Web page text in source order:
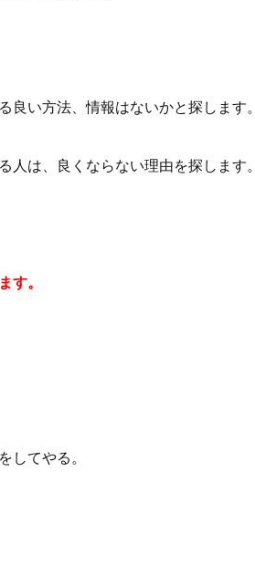
良い方法、情報はないかと探します。
人は、良くならない理由を探します。
す。
してやる。